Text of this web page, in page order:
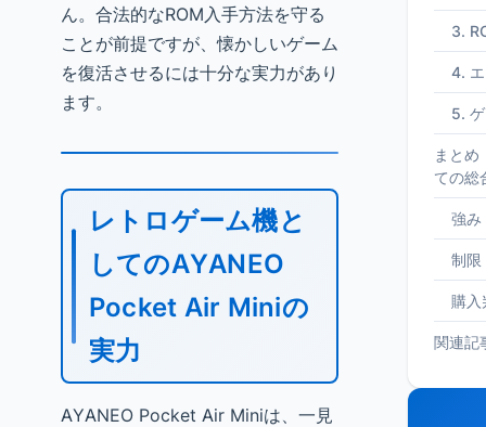
ん。合法的なROM入手方法を守る
ことが前提ですが、懐かしいゲーム
を復活させるには十分な実力があり
ます。
レトロゲーム機と
してのAYANEO
Pocket Air Miniの
実力
AYANEO Pocket Air Miniは、一見
3.
4.
5.
まとめ
ての総
強み
制限
購入
関連記